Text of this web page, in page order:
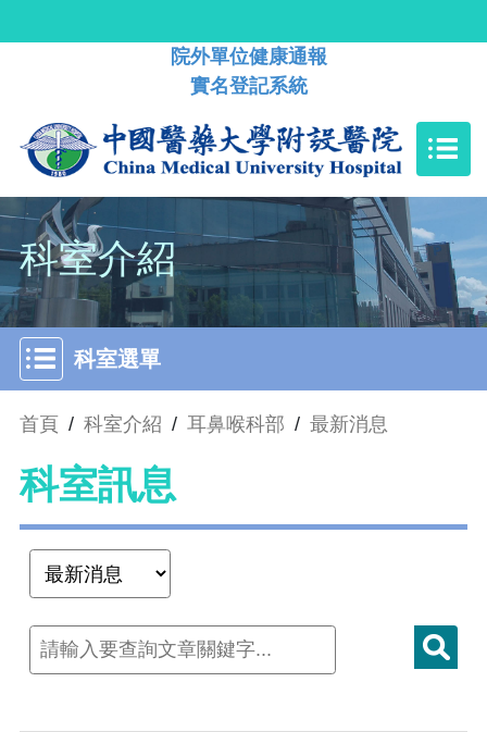
院外單位健康通報
實名登記系統
科室介紹
科室選單
首頁 / 科室介紹 / 耳鼻喉科部 / 最新消息
科室訊息